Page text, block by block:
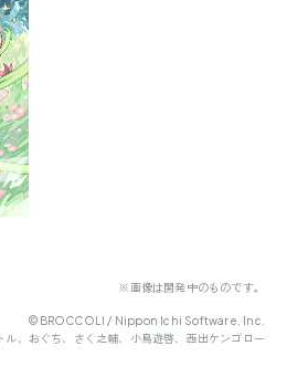
※画像は開発中のものです。
©BROCCOLI / Nippon Ichi Software, Inc.
ル、おぐち、さく之輔、小鳥遊啓、西出ケンゴロー